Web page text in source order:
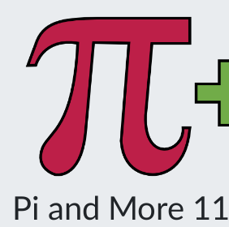
Pi and More 11